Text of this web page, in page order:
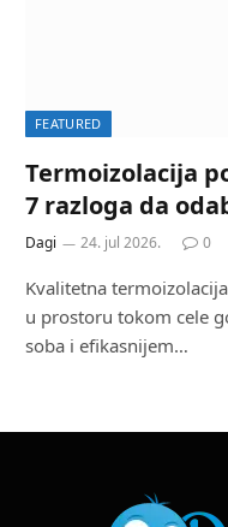
FEATURED
Termoizolacija
7 razloga da
Dagi 24. jul 2026. 0
Kvalitetna
u prostoru tokom cele
soba i efikasnijem…